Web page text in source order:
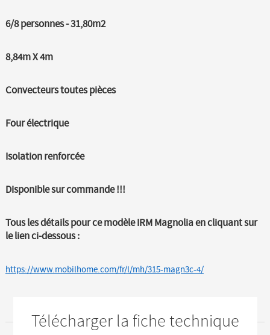
6/8 personnes - 31,80m2
8,84m X 4m
Convecteurs toutes pièces
Four électrique
Isolation renforcée
Disponible sur commande !!!
Tous les détails pour ce modèle IRM Magnolia en cliquant sur
le lien ci-dessous :
https://www.mobilhome.com/fr/l/mh/315-magn3c-4/
Télécharger la fiche technique